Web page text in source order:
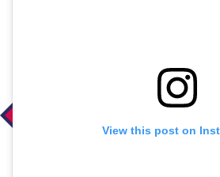
View this post on